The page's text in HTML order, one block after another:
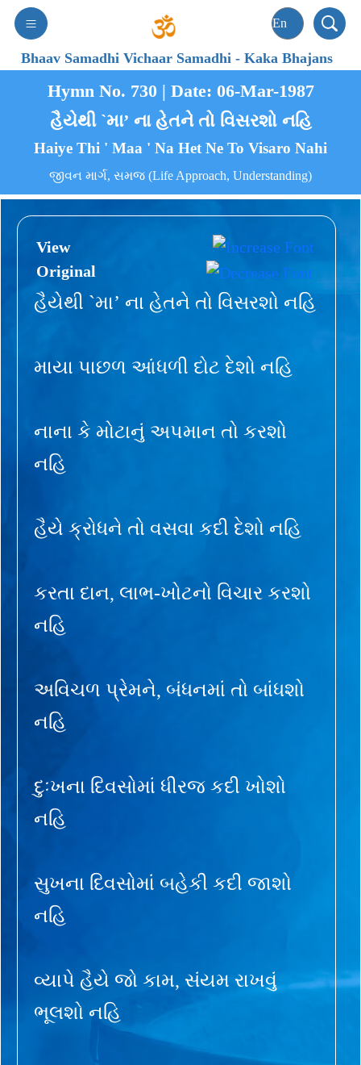
Bhaav Samadhi Vichaar Samadhi-Kaka Bhajans
Hymn No. 730 | Date: 06-Mar-1987
હૈયેથી `મા’ ના હેતને તો વિસરશો નહિ
Haiye Thi ' Maa ' Na Het Ne To Visaro Nahi
જીવન માર્ગ, સમજ (Life Approach, Understanding)
View
Original
હૈયેથી `મા’ ના હેતને તો વિસરશો નહિ
માયા પાછળ આંધળી દોટ દેશો નહિ
નાના કે મોટાનું અપમાન તો કરશો
નહિ
હૈયે ક્રોધને તો વસવા કદી દેશો નહિ
કરતા દાન, લાભ-ખોટનો વિચાર કરશો
નહિ
અવિચળ પ્રેમને, બંધનમાં તો બાંધશો
નહિ
દુઃખના દિવસોમાં ધીરજ કદી ખોશો
નહિ
સુખના દિવસોમાં બહેકી કદી જાશો
નહિ
વ્યાપે હૈયે જો કામ, સંયમ રાખવું
ભૂલશો નહિ